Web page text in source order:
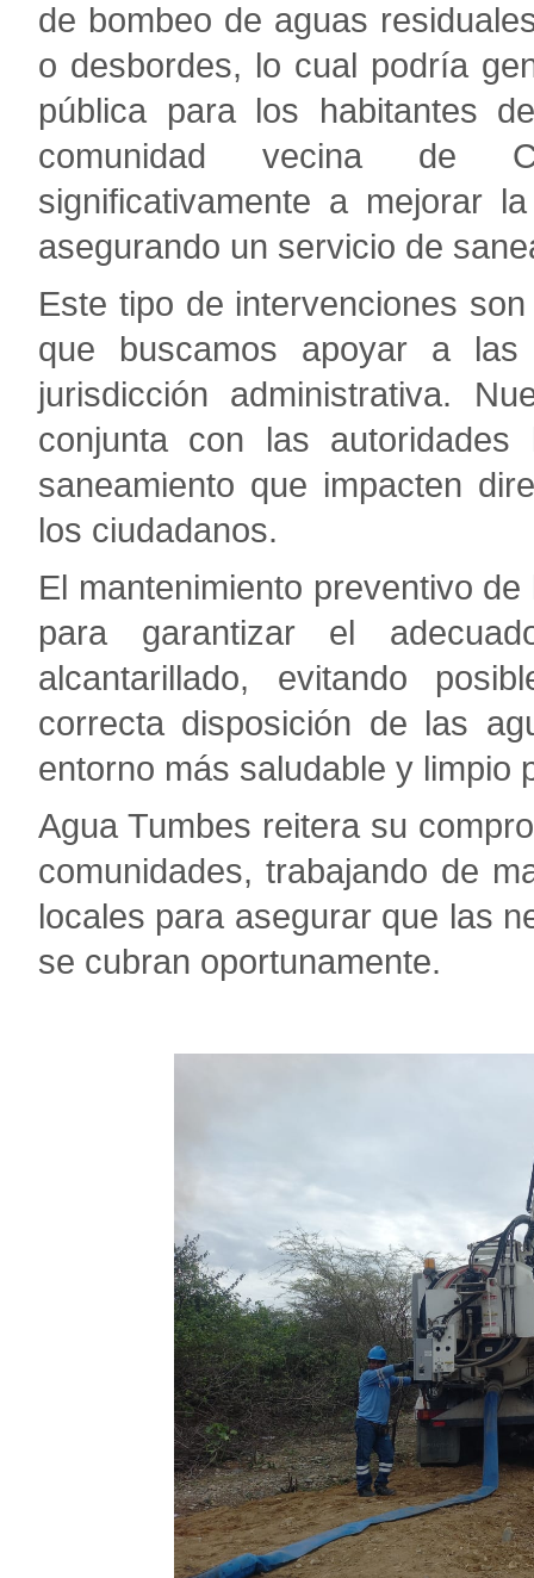
de bombeo de aguas
o desbordes, lo cual podría
pública para los habitantes
comunidad vecina de
significativamente a mejorar
asegurando un servicio de
Este tipo de intervenciones
que buscamos apoyar a
jurisdicción administrativa.
conjunta con las
saneamiento que impacten
los ciudadanos.
El mantenimiento preventivo
para garantizar el
alcantarillado, evitando
correcta disposición de las
entorno más saludable y limpio
Agua Tumbes reitera su
comunidades, trabajando de
locales para asegurar que las
se cubran oportunamente.